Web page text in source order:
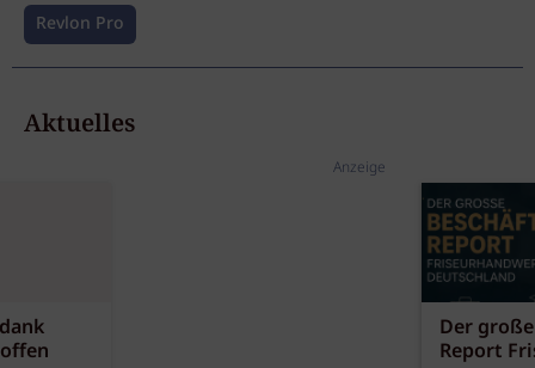
Revlon Pro
Aktuelles
Anzeige
Der
Report